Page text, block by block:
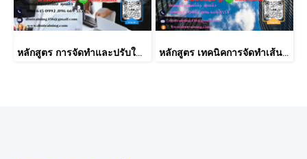
หลักสูตร การจัดทำและปรับใช้ SKILLS MATRIX อย่างได้ผล Skill Matrix Setting & Implementation หลักสูตร เทคนิคการจัดทำเส้นทางการฝึกอบรม และการพัฒนาบุคลากร เป็นรายบุคคลอย่างเป็นระบบ Effective Training and Development Road Map & IDP Implementation